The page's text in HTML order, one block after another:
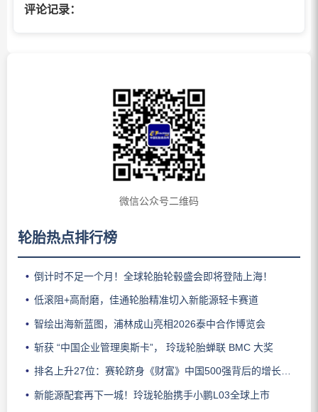
评论记录：
微信公众号二维码
轮胎热点排行榜
倒计时不足一个月！全球轮胎轮毂盛会即将登陆上海！
低滚阻+高耐磨，佳通轮胎精准切入新能源轻卡赛道
智绘出海新蓝图，浦林成山亮相2026泰中合作博览会
斩获 “中国企业管理奥斯卡”， 玲珑轮胎蝉联 BMC 大奖
排名上升27位：赛轮跻身《财富》中国500强背后的增长逻辑
新能源配套再下一城！玲珑轮胎携手小鹏L03全球上市